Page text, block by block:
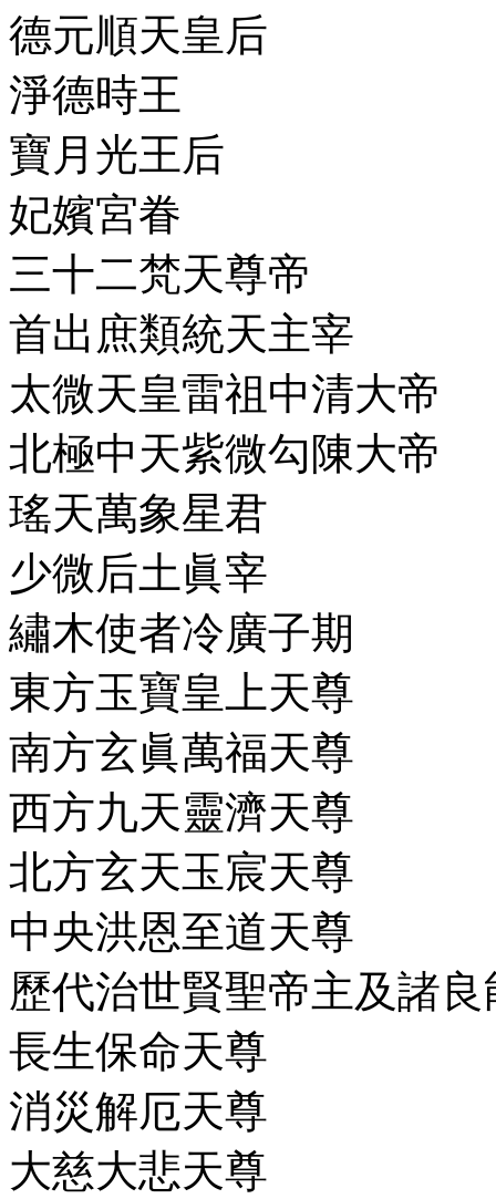
德元順天皇后
淨德時王
寶月光王后
妃嬪宮眷
三十二梵天尊帝
首出庶類統天主宰
太微天皇雷祖中清大帝
北極中天紫微勾陳大帝
瑤天萬象星君
少微后土眞宰
繡木使者冷廣子期
東方玉寶皇上天尊
南方玄眞萬福天尊
西方九天靈濟天尊
北方玄天玉宸天尊
中央洪恩至道天尊
歷代治世賢聖帝主及諸
長生保命天尊
消災解厄天尊
大慈大悲天尊